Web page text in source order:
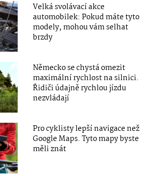
Velká svolávací akce
automobilek: Pokud máte tyto
modely, mohou vám selhat
brzdy
Německo se chystá omezit
maximální rychlost na silnici.
Řidiči údajně rychlou jízdu
nezvládají
Pro cyklisty lepší navigace než
Google Maps. Tyto mapy byste
měli znát